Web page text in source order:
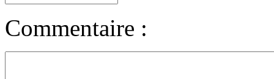
Commentaire :